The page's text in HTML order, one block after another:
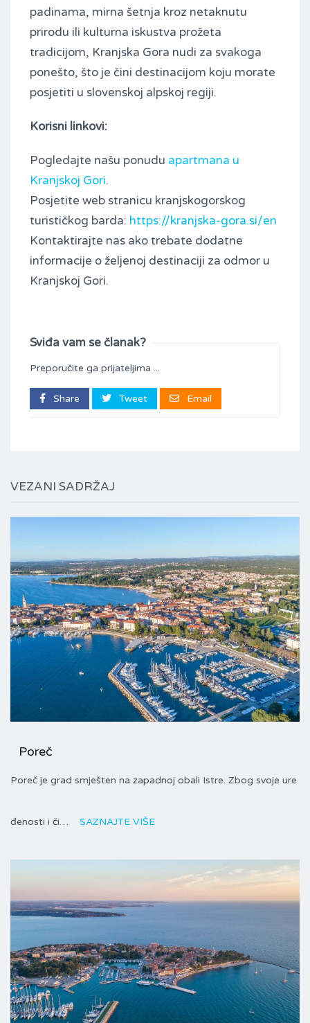
padinama, mirna šetnja kroz netaknutu
prirodu ili kulturna iskustva prožeta
tradicijom, Kranjska Gora nudi za svakoga
ponešto, što je čini destinacijom koju morate
posjetiti u slovenskoj alpskoj regiji.
Korisni linkovi:
Pogledajte našu ponudu apartmana u
Kranjskoj Gori.
Posjetite web stranicu kranjskogorskog
turističkog barda: https://kranjska-gora.si/en
Kontaktirajte nas ako trebate dodatne
informacije o željenoj destinaciji za odmor u
Kranjskoj Gori.
Sviđa vam se članak?
Preporučite ga prijateljima ...
Share Tweet Email
VEZANI SADRŽAJ
Poreč
Poreč je grad smješten na zapadnoj obali Istre. Zbog svoje ure
đenosti i či… SAZNAJTE VIŠE